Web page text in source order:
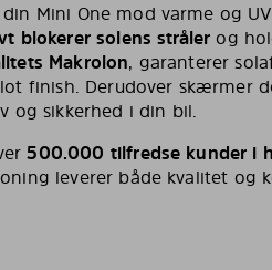
din Mini One mod varme og
blokerer solens stråler og
Makrolon, garanterer
finish. Derudover skærmer
og sikkerhed i din bil.
500.000 tilfredse kunder i
leverer både kvalitet og